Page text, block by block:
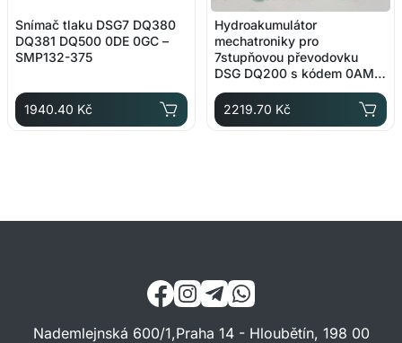
Snímač tlaku DSG7 DQ380
DQ381 DQ500 0DE 0GC –
SMP132-375
1940.40 Kč
Hydroakumulátor
mechatroniky pro
7stupňovou převodovku
DSG DQ200 s kódem 0AM a
originálním číslem
0AM325587F
2219.70 Kč
Nademlejnská 600/1,Praha 14 - Hloubětín, 198 00